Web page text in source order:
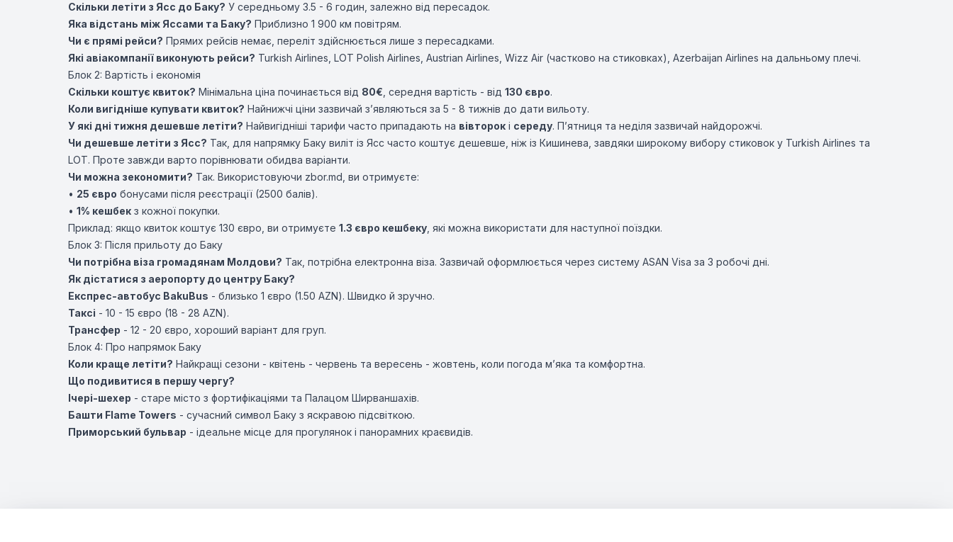
Скільки летіти з Ясс до Баку? У середньому 3.5 - 6 годин, залежно від пересадок.
Яка відстань між Яссами та Баку? Приблизно 1 900 км повітрям.
Чи є прямі рейси? Прямих рейсів немає, переліт здійснюється лише з пересадками.
Які авіакомпанії виконують рейси? Turkish Airlines LOT Polish Airlines Austrian Airlines Wizz Air (частково на стиковках), Azerbaijan Airlines на дальньому плечі.
Блок 2: Вартість і економія
Скільки коштує квиток? Мінімальна ціна починається від 80€ , середня вартість - від 130 євро.
Коли вигідніше купувати квиток? Найнижчі ціни зазвичай з’являються за 5 - 8 тижнів до дати вильоту.
У які дні тижня дешевше летіти? Найвигідніші тарифи часто припадають на вівторок і середу. П’ятниця та неділя зазвичай найдорожчі.
Чи дешевше летіти з Ясс? Так, для напрямку Баку виліт із Ясс часто коштує дешевше, ніж із Кишинева, завдяки широкому вибору стиковок у Turkish Airlines та
LOT. Проте завжди варто порівнювати обидва варіанти.
Чи можна зекономити? Так. Використовуючи zbor.md, ви отримуєте:
• 25 євро бонусами після реєстрації (2500 балів).
• 1% кешбек з кожної покупки.
Приклад: якщо квиток коштує 130 євро, ви отримуєте 1.3 євро кешбеку , які можна використати для наступної поїздки.
Блок 3: Після прильоту до Баку
Чи потрібна віза громадянам Молдови? Так, потрібна електронна віза. Зазвичай оформлюється через систему ASAN Visa за 3 робочі дні.
Як дістатися з аеропорту до центру Баку?
Експрес-автобус BakuBus - близько 1 євро (1.50 AZN). Швидко й зручно.
Таксі - 10 - 15 євро (18 - 28 AZN).
Трансфер - 12 - 20 євро, хороший варіант для груп.
Блок 4: Про напрямок Баку
Коли краще летіти? Найкращі сезони - квітень - червень та вересень - жовтень, коли погода м’яка та комфортна.
Що подивитися в першу чергу?
Ічері-шехер - старе місто з фортифікаціями та Палацом Ширваншахів.
Башти Flame Towers - сучасний символ Баку з яскравою підсвіткою.
Приморський бульвар - ідеальне місце для прогулянок і панорамних краєвидів.